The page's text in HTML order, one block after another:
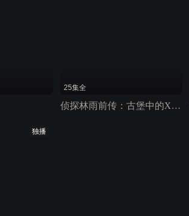
25集全
侦探林雨前传：古堡中的X杀人事件
独播